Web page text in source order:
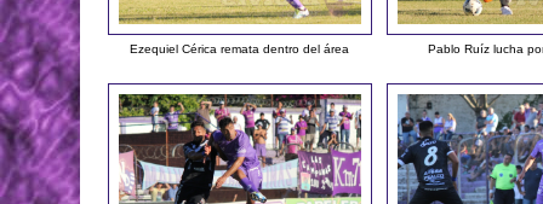
Ezequiel Cérica remata dentro del área Pablo Ruíz lucha